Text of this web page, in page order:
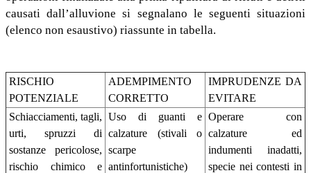
causati dall’alluvione si segnalano le seguenti situazioni
(elenco non esaustivo) riassunte in tabella.
RISCHIO
POTENZIALE
ADEMPIMENTO
CORRETTO
IMPRUDENZE DA
EVITARE
Schiacciamenti, tagli,
urti, spruzzi di
sostanze pericolose,
rischio chimico e
Uso di guanti e
calzature (stivali o
scarpe
antinfortunistiche)
Operare con
calzature ed
indumenti inadatti,
specie nei contesti in